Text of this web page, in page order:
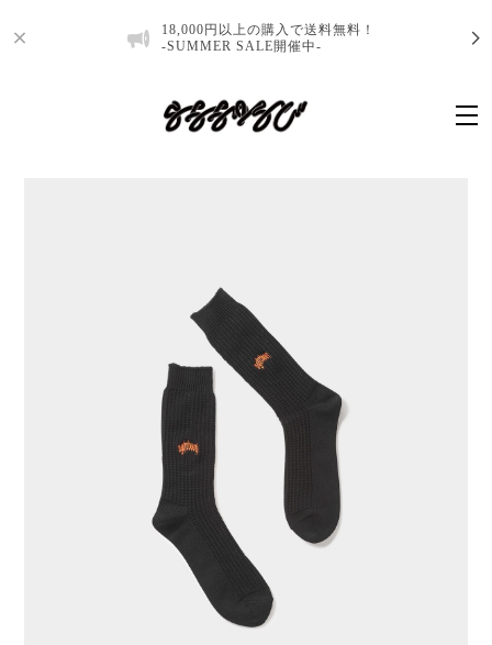
18,000円以上の購入で送料無料！
-SUMMER SALE開催中-